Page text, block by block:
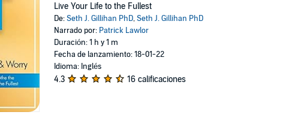
Live Your Life to the Fullest
De:Seth J. Gillihan PhD,Seth J. Gillihan PhD
Narrado por: Patrick Lawlor
Duración: 1 h y 1 m
Fecha de lanzamiento: 18-01-22
Idioma: Inglés
4.3 16 calificaciones